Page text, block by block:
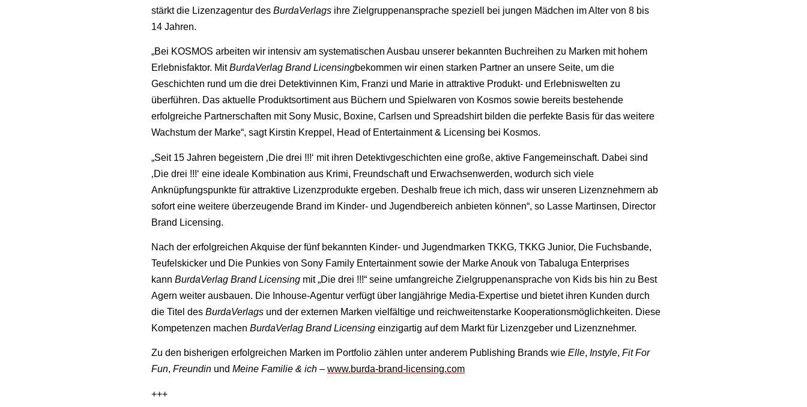
stärkt die Lizenzagentur des BurdaVerlags ihre Zielgruppenansprache speziell bei jungen Mädchen im Alter von 8 bis
14 Jahren.
„Bei KOSMOS arbeiten wir intensiv am systematischen Ausbau unserer bekannten Buchreihen zu Marken mit hohem
Erlebnisfaktor. MitBurdaVerlag Brand Licensingbekommen wir einen starken Partner an unsere Seite, um die
Geschichten rund um die drei Detektivinnen Kim, Franzi und Marie in attraktive Produkt- und Erlebniswelten zu
überführen. Das aktuelle Produktsortiment aus Büchern und Spielwaren von Kosmos sowie bereits bestehende
erfolgreiche Partnerschaften mit Sony Music, Boxine, Carlsen und Spreadshirt bilden die perfekte Basis für das weitere
Wachstum der Marke“, sagt Kirstin Kreppel, Head of Entertainment & Licensing bei Kosmos.
„Seit 15 Jahren begeistern ‚Die drei !!!‘ mit ihren Detektivgeschichten eine große, aktive Fangemeinschaft. Dabei sind
‚Die drei !!!‘ eine ideale Kombination aus Krimi, Freundschaft und Erwachsenwerden, wodurch sich viele
Anknüpfungspunkte für attraktive Lizenzprodukte ergeben. Deshalb freue ich mich, dass wir unseren Lizenznehmern ab
sofort eine weitere überzeugende Brand im Kinder- und Jugendbereich anbieten können“, so Lasse Martinsen, Director
Brand Licensing.
Nach der erfolgreichen Akquise der fünf bekannten Kinder- und Jugendmarken TKKG, TKKG Junior, Die Fuchsbande,
Teufelskicker und Die Punkies von Sony Family Entertainment sowie der Marke Anouk von Tabaluga Enterprises
kann BurdaVerlag Brand Licensing mit „Die drei !!!“ seine umfangreiche Zielgruppenansprache von Kids bis hin zu Best
Agern weiter ausbauen. Die Inhouse-Agentur verfügt über langjährige Media-Expertise und bietet ihren Kunden durch
die Titel des BurdaVerlags und der externen Marken vielfältige und reichweitenstarke Kooperationsmöglichkeiten. Diese
Kompetenzen machen BurdaVerlag Brand Licensing einzigartig auf dem Markt für Lizenzgeber und Lizenznehmer.
Zu den bisherigen erfolgreichen Marken im Portfolio zählen unter anderem Publishing Brands wie Elle, Instyle, Fit For
Fun, Freundin und Meine Familie & ich – www.burda-brand-licensing.com
+++